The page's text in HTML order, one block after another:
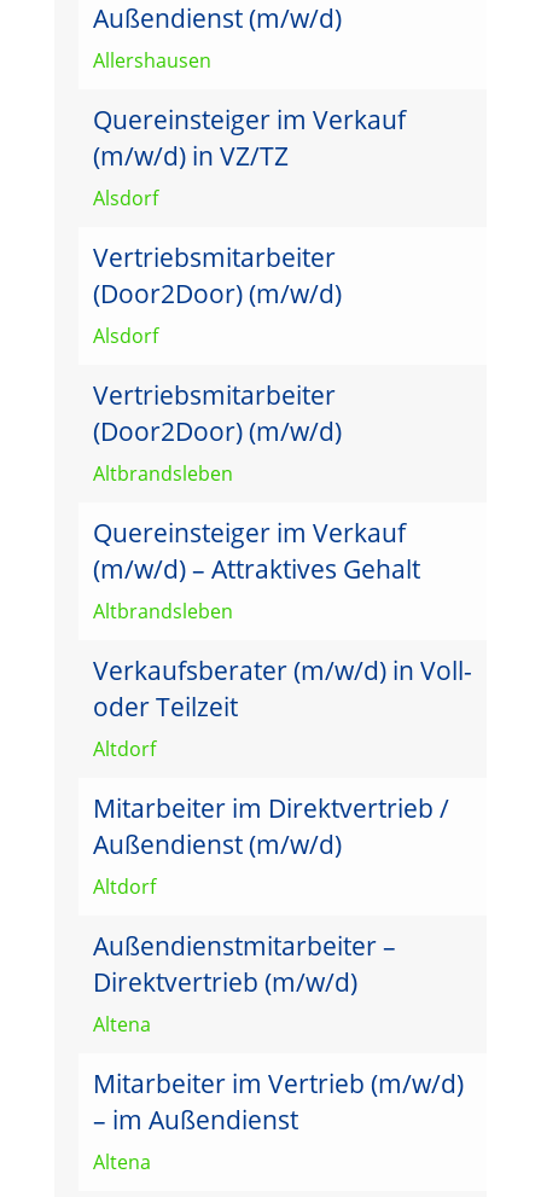
Außendienst (m/w/d)
Allershausen
Quereinsteiger im Verkauf
(m/w/d) in VZ/TZ
Alsdorf
Vertriebsmitarbeiter
(Door2Door) (m/w/d)
Alsdorf
Vertriebsmitarbeiter
(Door2Door) (m/w/d)
Altbrandsleben
Quereinsteiger im Verkauf
(m/w/d) – Attraktives Gehalt
Altbrandsleben
Verkaufsberater (m/w/d) in Voll-
oder Teilzeit
Altdorf
Mitarbeiter im Direktvertrieb /
Außendienst (m/w/d)
Altdorf
Außendienstmitarbeiter –
Direktvertrieb (m/w/d)
Altena
Mitarbeiter im Vertrieb (m/w/d)
– im Außendienst
Altena